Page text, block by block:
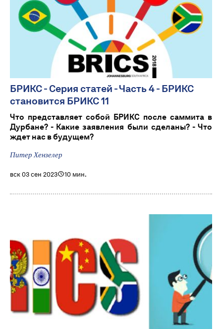
БРИКС - Серия статей - Часть 4 - БРИКС
становится БРИКС 11
Что представляет собой БРИКС после саммита в
Дурбане? - Какие заявления были сделаны? - Что
ждет нас в будущем?
Питер Хензелер
вск 03 сен 2023 10 мин.